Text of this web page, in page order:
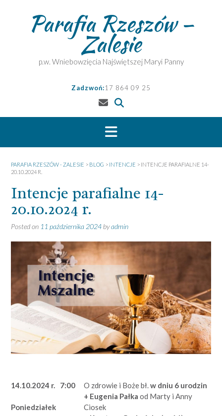
Parafia Rzeszów –
Zalesie
p.w. Wniebowzięcia Najświętszej Maryi Panny
Zadzwoń:17 864 09 25
PARAFIA RZESZÓW - ZALESIE > BLOG > INTENCJE > INTENCJE PARAFIALNE 14-
20.10.2024 R.
Intencje parafialne 14-
20.10.2024 r.
Posted on 11 października 2024 byadmin
14.10.2024 r.
Poniedziałek
7:00 O zdrowie i Boże bł.w dniu 6 urodzin
+ Eugenia Pałka od Marty i Anny
Ciosek